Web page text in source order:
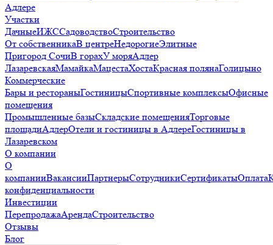
Адлере
Участки
ДачныеИЖССадоводствоСтроительство
От собственникаВ центреНедорогиеЭлитные
Пригород СочиВ горахУ моряАдлер
ЛазаревскаяМамайкаМацестаХостаКрасная полянаГолицыно
Коммерческие
Бары и рестораныГостиницыСпортивные комплексыОфисные
помещения
Промышленные базыСкладские помещенияТорговые
площадиАдлерОтели и гостиницы в АдлереГостиницы в
Лазаревском
О компании
О
компанииВакансииПартнерыСотрудникиСертификатыОплата
конфиденциальности
Инвестиции
ПерепродажаАрендаСтроительство
Отзывы
Блог